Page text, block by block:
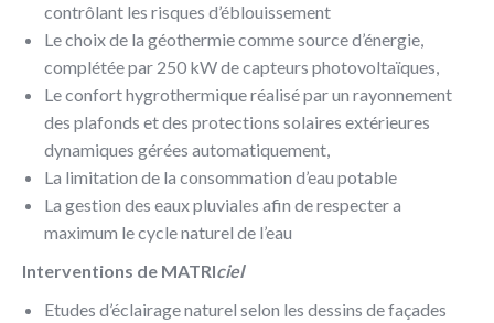
contrôlant les risques d’éblouissement
Le choix de la géothermie comme source d’énergie,
complétée par 250 kW de capteurs photovoltaïques,
Le confort hygrothermique réalisé par un rayonnement
des plafonds et des protections solaires extérieures
dynamiques gérées automatiquement,
La limitation de la consommation d’eau potable
La gestion des eaux pluviales afin de respecter a
maximum le cycle naturel de l’eau
Interventions de MATRIciel
Etudes d’éclairage naturel selon les dessins de façades